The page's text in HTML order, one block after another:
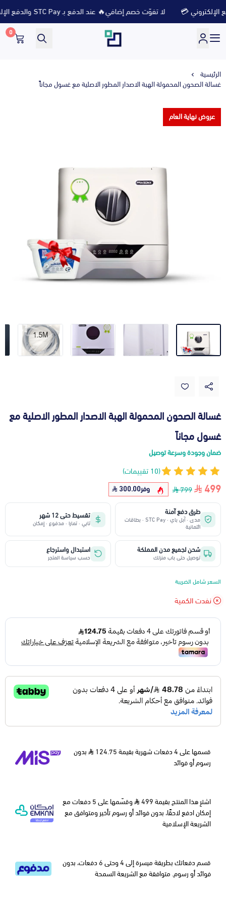
لا تفوّت خصم إضافي🔥 عند الدفع بـ STC Pay والدفع الإلكتروني 💳
متجر ثلاث ارباع
0
الرئيسية
غسالة الصحون المحمولة الهبة الاصدار المطور الاصلية مع غسول مجاناً
عروض نهاية العام
غسالة الصحون المحمولة الهبة الاصدار المطور الاصلية مع
غسول مجاناً
ضمان وجودة وسرعة توصيل
(10 تقييمات)
499
799 وفر300.00
طرق دفع آمنة
مدى · آبل باي · STC Pay · بطاقات
ائتمانية
تقسيط حتى 12 شهر
تابي · تمارا · مدفوع · إمكان
شحن لجميع مدن المملكة
توصيل حتى باب منزلك
استبدال واسترجاع
حسب سياسة المتجر
السعر شامل الضريبة
نفدت الكمية
قسمها على 4 دفعات شهرية بقيمة 124.75
بدون
رسوم أو فوائد
اشترِ هذا المنتج بقيمة 499
وقسّمها على 5 دفعات مع
إمكان ادفع لاحقًا، بدون فوائد أو رسوم تأخير ومتوافق مع
الشريعة الإسلامية
قسم دفعاتك بطريقة ميسرة إلى 4 وحتى 6 دفعات، بدون
فوائد أو رسوم. متوافقة مع الشريعة السمحة